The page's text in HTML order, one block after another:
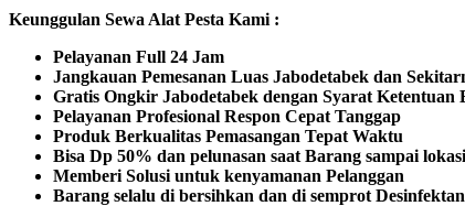
Keunggulan Sewa Alat Pesta Kami :
Pelayanan Full 24 Jam
Jangkauan Pemesanan Luas Jabodetabek dan
Gratis Ongkir Jabodetabek dengan Syarat Ketentuan
Pelayanan Profesional Respon Cepat Tanggap
Produk Berkualitas Pemasangan Tepat Waktu
Bisa Dp 50% dan pelunasan saat Barang sampai lokasi
Memberi Solusi untuk kenyamanan Pelanggan
Barang selalu di bersihkan dan di semprot Desinfektan